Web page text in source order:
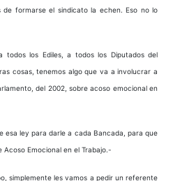
formarse el sindicato la echen. Eso no lo
todos los Ediles, a todos los Diputados del
cosas, tenemos algo que va a involucrar a
del 2002, sobre acoso emocional en
esa ley para darle a cada Bancada, para que
Emocional en el Trabajo.-
simplemente les vamos a pedir un referente